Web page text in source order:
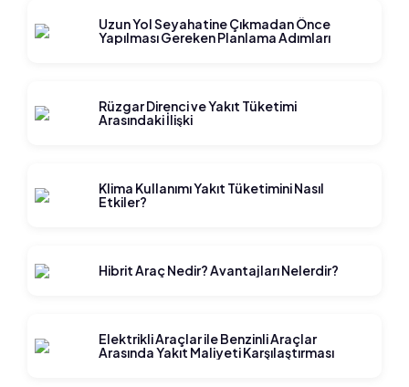
Uzun Yol Seyahatine Çıkmadan Önce
Yapılması Gereken Planlama Adımları
Rüzgar Direnci ve Yakıt Tüketimi
Arasındaki İlişki
Klima Kullanımı Yakıt Tüketimini Nasıl
Etkiler?
Hibrit Araç Nedir? Avantajları Nelerdir?
Elektrikli Araçlar ile Benzinli Araçlar
Arasında Yakıt Maliyeti Karşılaştırması